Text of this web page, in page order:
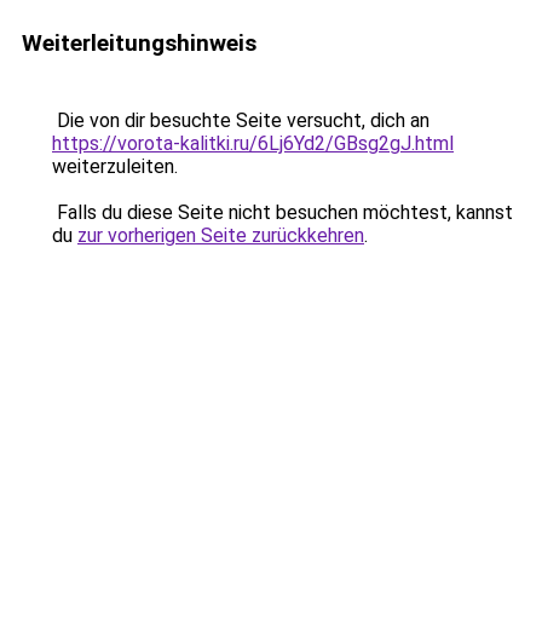
Weiterleitungshinweis
Die von dir besuchte Seite versucht, dich an
https://vorota-kalitki.ru/6Lj6Yd2/GBsg2gJ.html
weiterzuleiten.
Falls du diese Seite nicht besuchen möchtest, kannst
du zur vorherigen Seite zurückkehren.